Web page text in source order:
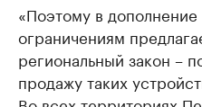
«Поэтому в
ограничениям
региональный закон –
продажу таких